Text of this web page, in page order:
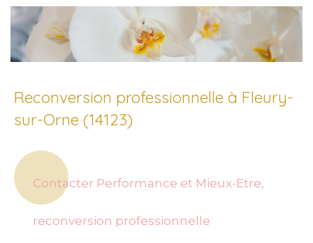
Reconversion professionnelle à Fleury-
sur-Orne (14123)
Contacter Performance et Mieux-Etre,
reconversion professionnelle